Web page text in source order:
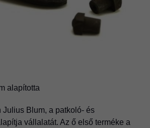
alapította
Julius Blum, a patkoló- és
vállalatát. Az ő első terméke a